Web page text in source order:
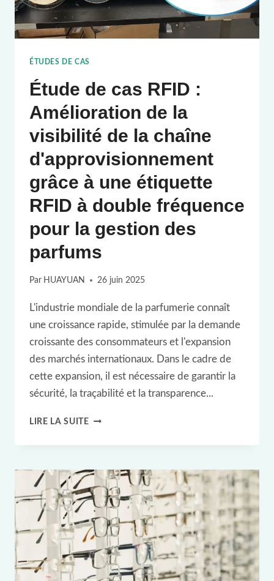
ÉTUDES DE CAS
Étude de cas RFID :
Amélioration de la
visibilité de la chaîne
d'approvisionnement
grâce à une étiquette
RFID à double fréquence
pour la gestion des
parfums
Par HUAYUAN 26 juin 2025
L'industrie mondiale de la parfumerie connaît
une croissance rapide, stimulée par la demande
croissante des consommateurs et l'expansion
des marchés internationaux. Dans le cadre de
cette expansion, il est nécessaire de garantir la
sécurité, la traçabilité et la transparence...
LIRE LA SUITEÉTUDE
RFID
:
AMÉLIORATION
DE
LA
VISIBILITÉ
DE